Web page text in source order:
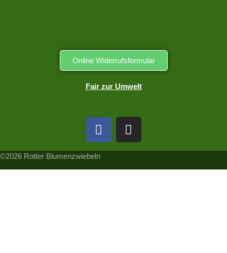
Online Widerrufsformular
Fair zur Umwelt
©2026 Rotter Blumenzwiebeln